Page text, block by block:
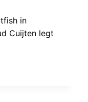
in
Cuijten legt